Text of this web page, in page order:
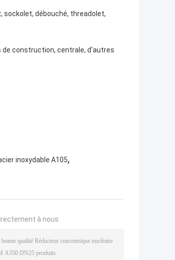
sockolet, débouché, threadolet,
de construction, centrale, d'autres
inoxydable A105,
à nous